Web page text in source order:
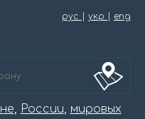
рус укр eng
, России, мировых